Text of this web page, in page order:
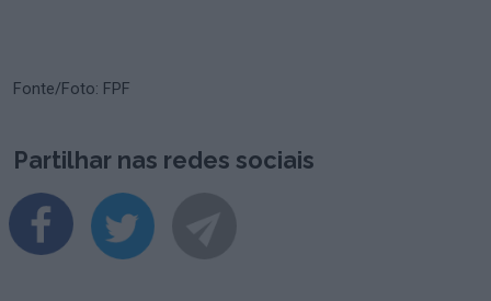
Fonte/Foto: FPF
Partilhar nas redes sociais